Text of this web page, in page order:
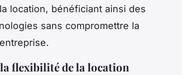
location, bénéficiant ainsi des
sans compromettre la
la flexibilité de la location